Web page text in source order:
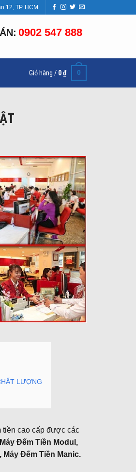
12, TP. HCM
0902 547 888
Giỏ hàng / 0₫ 0
LƯỢNG
tiền cao cấp được các
Đếm Tiền Modul,
Máy Đếm Tiền Manic.